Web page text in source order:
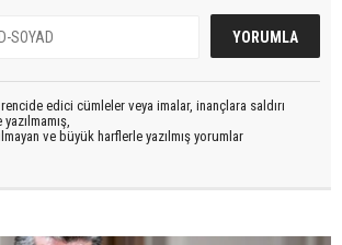
edici cümleler veya imalar, inançlara saldırı
ve büyük harflerle yazılmış yorumlar